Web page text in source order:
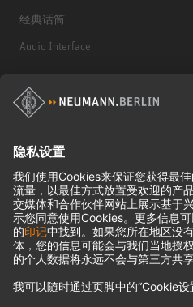
经典话筒
Audio Interface
© 2018 - 2026Georg Neumann GmbH